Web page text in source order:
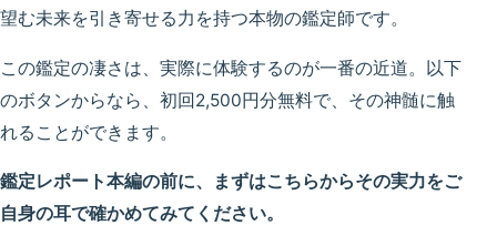
望む未来を引き寄せる力を持つ本物の鑑定師です。
この鑑定の凄さは、実際に体験するのが一番の近道。以下
のボタンからなら、初回2,500円分無料で、その神髄に触
れることができます。
鑑定レポート本編の前に、まずはこちらからその実力をご
自身の耳で確かめてみてください。